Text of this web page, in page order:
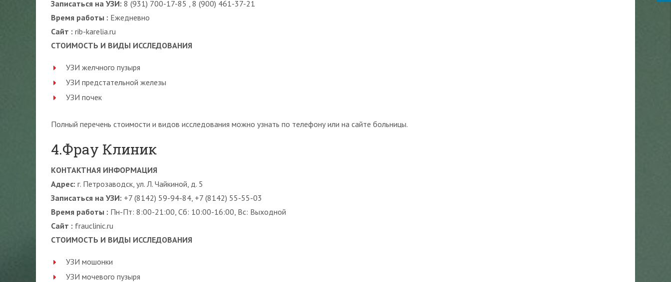
Записаться на УЗИ: 8 (931) 700-17-85 , 8 (900) 461-37-21
Время работы : Ежедневно
Сайт : rib-karelia.ru
СТОИМОСТЬ И ВИДЫ ИССЛЕДОВАНИЯ
УЗИ желчного пузыря
УЗИ предстательной железы
УЗИ почек
Полный перечень стоимости и видов исследования можно узнать по телефону или на сайте больницы.
4.Фрау Клиник
КОНТАКТНАЯ ИНФОРМАЦИЯ
Адрес: г. Петрозаводск, ул. Л. Чайкиной, д. 5
Записаться на УЗИ: +7 (8142) 59-94-84, +7 (8142) 55-55-03
Время работы : Пн-Пт: 8:00-21:00, Сб: 10:00-16:00, Вс: Выходной
Сайт : frauclinic.ru
СТОИМОСТЬ И ВИДЫ ИССЛЕДОВАНИЯ
УЗИ мошонки
УЗИ мочевого пузыря